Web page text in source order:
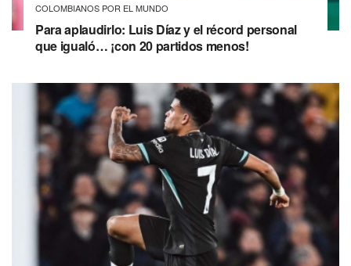
COLOMBIANOS POR EL MUNDO
Para aplaudirlo: Luis Díaz y el récord personal
que igualó… ¡con 20 partidos menos!